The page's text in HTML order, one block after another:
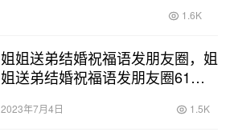
1.6K
姐姐送弟结婚祝福语发朋友圈，姐
姐送弟结婚祝福语发朋友圈61
2023年7月4日 1.5K